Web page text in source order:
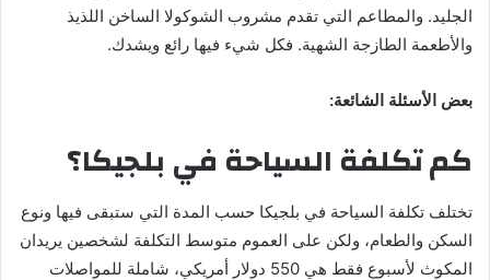
الجليد. والمطاعم التي تقدم مشروب الشوكولا الساخن اللذيذ
والأطعمة الطازجة الشهية. فكل شيء فيها رائع ويشدك.
بعض الأسئلة الشائعة:
كم تكلفة السياحة في بلجيكا؟
تختلف تكلفة السياحة في بلجيكا حسب المدة التي ستبقى فيها ونوع
السكن والطعام، ولكن على العموم متوسط التكلفة لشخصين يريدان
المكوث لأسبوع فقط هي 550 دولار أمريكي، شاملة للمواصلات